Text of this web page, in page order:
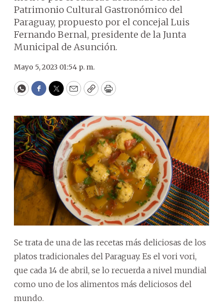
Patrimonio Cultural Gastronómico del
Paraguay, propuesto por el concejal Luis
Fernando Bernal, presidente de la Junta
Municipal de Asunción.
Mayo 5, 2023 01:54 p. m.
WhatsApp
Facebook
Twitter
EmailCopyPrint
Se trata de una de las recetas más deliciosas de los
platos tradicionales del Paraguay. Es el vori vori,
que cada 14 de abril, se lo recuerda a nivel mundial
como uno de los alimentos más deliciosos del
mundo.